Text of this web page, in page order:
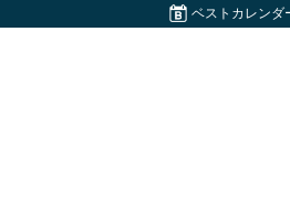
ベストカレンダ